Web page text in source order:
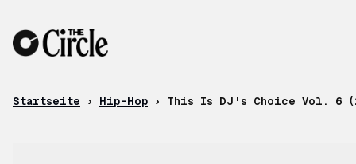
Startseite › Hip-Hop › This Is DJ's Choice Vol. 6